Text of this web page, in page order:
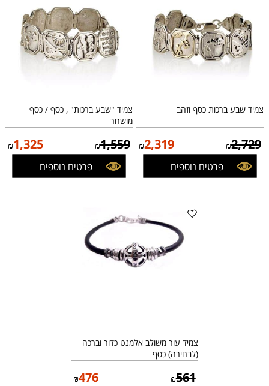
צמיד שבע ברכות כסף וזהב
₪2,729
₪2,319
פרטים נוספים
צמיד "שבע ברכות" , כסף / כסף
מושחר
₪1,559
₪1,325
פרטים נוספים
צמיד עור משולב אלמנט כדור וברכה
(לבחירה) כסף
₪561
₪476